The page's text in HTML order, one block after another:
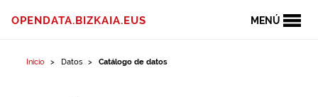
MENÚ
OPENDATA.BIZKAIA.EUS
Inicio Datos Catálogo de datos